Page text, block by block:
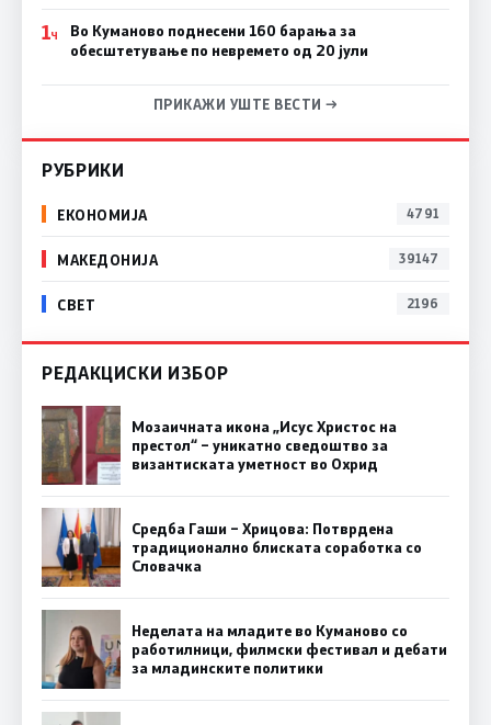
1Ч
Во Куманово поднесени 160 барања за
обесштетување по невремето од 20 јули
ПРИКАЖИ УШТЕ ВЕСТИ →
РУБРИКИ
ЕКОНОМИЈА 4791
МАКЕДОНИЈА 39147
СВЕТ 2196
РЕДАКЦИСКИ ИЗБОР
Мозаичната икона „Исус Христос на
престол“ – уникатно сведоштво за
византиската уметност во Охрид
Средба Гаши – Хрицова: Потврдена
традиционално блиската соработка со
Словачка
Неделата на младите во Куманово со
работилници, филмски фестивал и дебати
за младинските политики